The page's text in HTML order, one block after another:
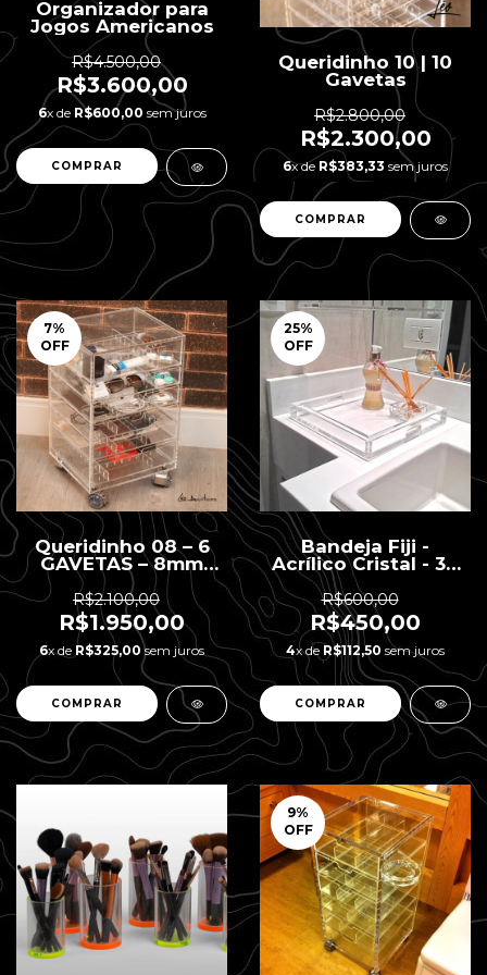
Organizador para
Jogos Americanos
R$4.500,00
R$3.600,00
6x de R$600,00 sem juros
Queridinho 10 | 10
Gavetas
R$2.800,00
R$2.300,00
6x de R$383,33 sem juros
7%
OFF
Queridinho 08 – 6
GAVETAS – 8mm
Espessura
R$2.100,00
R$1.950,00
6x de R$325,00 sem juros
25%
OFF
Bandeja Fiji -
Acrílico Cristal - 30
x 30 x 4 H - 15mm
Espessura
R$600,00
R$450,00
4x de R$112,50 sem juros
9%
OFF